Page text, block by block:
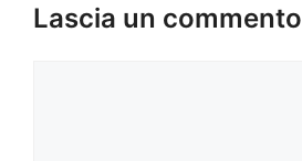
Lascia un commento